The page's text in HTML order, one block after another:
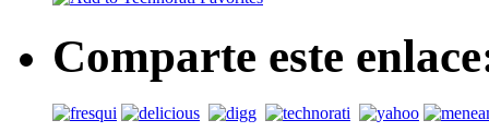
Comparte este